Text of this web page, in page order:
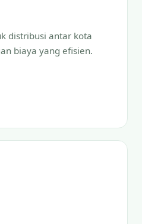
distribusi antar kota
biaya yang efisien.